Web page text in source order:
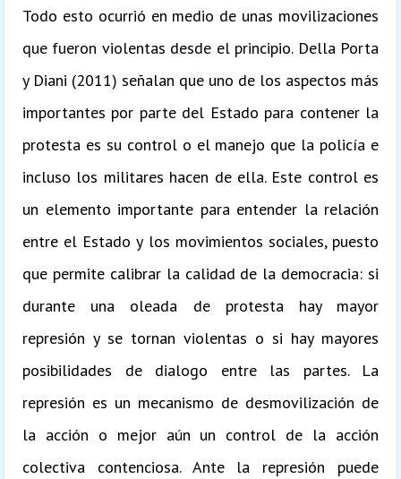
Todo esto ocurrió en medio de unas movilizaciones
que fueron violentas desde el principio. Della Porta
y Diani (2011) señalan que uno de los aspectos más
importantes por parte del Estado para contener la
protesta es su control o el manejo que la policía e
incluso los militares hacen de ella. Este control es
un elemento importante para entender la relación
entre el Estado y los movimientos sociales, puesto
que permite calibrar la calidad de la democracia: si
durante una oleada de protesta hay mayor
represión y se tornan violentas o si hay mayores
posibilidades de dialogo entre las partes. La
represión es un mecanismo de desmovilización de
la acción o mejor aún un control de la acción
colectiva contenciosa. Ante la represión puede